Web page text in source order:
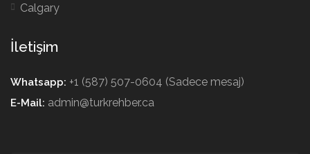
Calgary
İletişim
Whatsapp: +1 (587) 507-0604 (Sadece mesaj)
E-Mail: admin@turkrehber.ca